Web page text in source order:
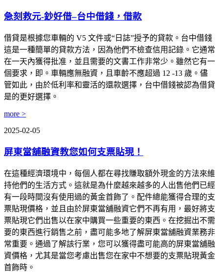
急刻救元-鈔好借–台中借錢，借款
借貸是根據您車輛的 V5 文件或“日誌”授予的貸款。台中借錢
這是一種簡單的貸款方法，因為他們不檢查信用記錄。它通常
在一天內獲得批准，並且需要的文書工作非常少。雖然它有一
個要求，即。車輛應無融資，且車齡不應超過 12 -13 歲。儘
管如此，由於低利率和靈活的還款選擇，台中借錢被認為借貸
是的更好選擇。
more >
2025-02-05
屏東當舖融資教您如何支票貼現！
在這種經濟環境中，每個人都在尋找賺取額外現金的方法來維
持他們的生活方式。這就是為什麼越來越多的人出售他們已經
有一段時間沒有使用過的黃金首飾了。配件總能獲得合理的支
票貼現價格，並且由於屏東當舖融資它們不再有用，最好將支
票貼現它們出售以在家中購買一些重要的東西。在挖掘出不需
要的東西進行銷售之前，盡可能多地了解屏東當舖融資業務非
常重要。通過了解該行業，您可以獲得盡可能高的屏東當舖融
資價格，尤其是當您考慮出售您在家中不想要的支票貼現黃金
首飾時。